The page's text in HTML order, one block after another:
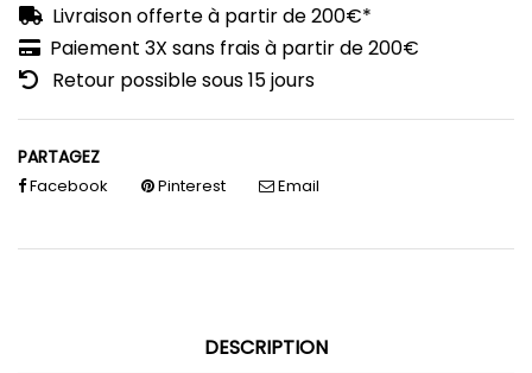
Livraison offerte à partir de 200€*
Paiement 3X sans frais à partir de 200€
Retour possible sous 15 jours
PARTAGEZ
Facebook Pinterest Email
DESCRIPTION